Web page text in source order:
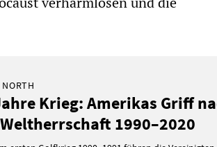
Krieg: Amerikas Griff
1990–2020